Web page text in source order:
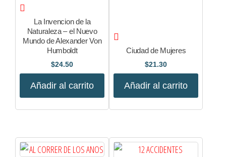
La Invencion de la
Naturaleza – el Nuevo
Mundo de Alexander Von
Humboldt
$24.50
Añadir al carrito
Ciudad de Mujeres
$21.30
Añadir al carrito